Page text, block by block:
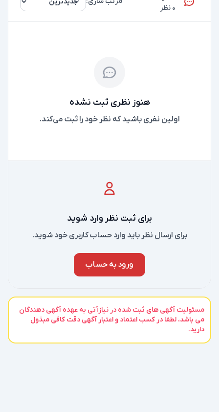
0 نظر
هنوز نظری ثبت نشده
اولین نفری باشید که نظر خود را ثبت می‌کند.
برای ثبت نظر وارد شوید
برای ارسال نظر باید وارد حساب کاربری خود شوید.
ورود به حساب
مسئولیت آگهی های ثبت شده در نیازآتی به عهده آگهی دهندگان
می باشد، لطفا در کسب اعتماد و اعتبار آگهی دقت کافی مبذول
دارید.